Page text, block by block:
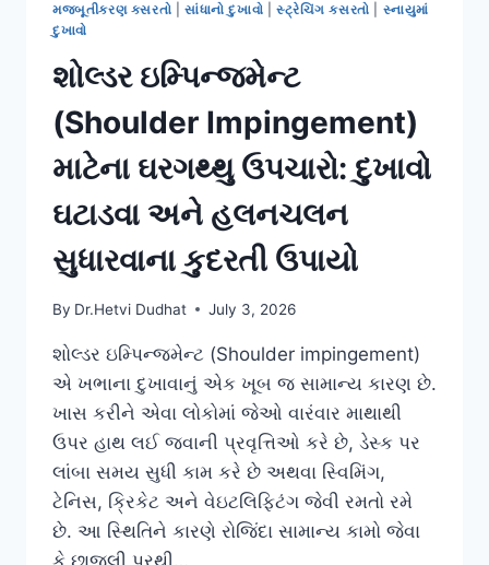
મજબૂતીકરણ કસરતો
સાંધાનો દુખાવો સ્ટ્રેચિંગ કસરતો
સ્નાયુમાં
દુખાવો
શોલ્ડર ઇમ્પિન્જમેન્ટ
(Shoulder Impingement)
માટેના ઘરગથ્થુ ઉપચારો: દુખાવો
ઘટાડવા અને હલનચલન
સુધારવાના કુદરતી ઉપાયો
By Dr.Hetvi Dudhat July 3, 2026
શોલ્ડર ઇમ્પિન્જમેન્ટ (Shoulder impingement)
એ ખભાના દુખાવાનું એક ખૂબ જ સામાન્ય કારણ છે.
ખાસ કરીને એવા લોકોમાં જેઓ વારંવાર માથાથી
ઉપર હાથ લઈ જવાની પ્રવૃત્તિઓ કરે છે, ડેસ્ક પર
લાંબા સમય સુધી કામ કરે છે અથવા સ્વિમિંગ,
ટેનિસ, ક્રિકેટ અને વેઇટલિફ્ટિંગ જેવી રમતો રમે
છે. આ સ્થિતિને કારણે રોજિંદા સામાન્ય કામો જેવા
કે છાજલી પરથી…